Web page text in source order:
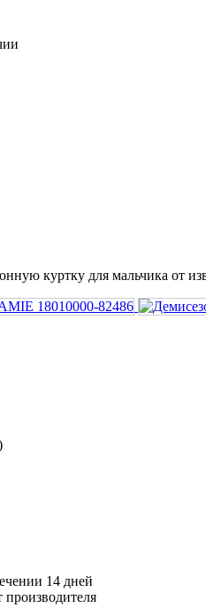
куртку для мальчика от
14 дней